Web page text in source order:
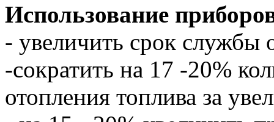
Использование
- увеличить срок службы
-сократить на 17 -20%
отопления топлива за